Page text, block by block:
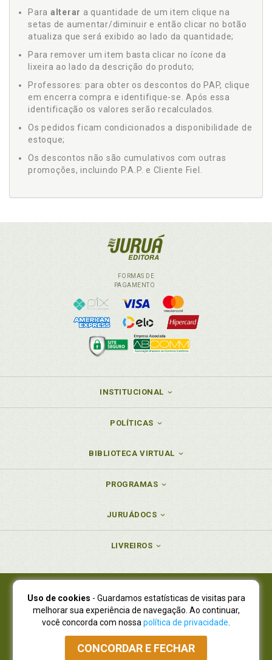
Para alterar a quantidade de um item clique na
setas de aumentar/diminuir e então clicar no botão
atualiza que será exibido ao lado da quantidade;
Para remover um item basta clicar no ícone da
lixeira ao lado da descrição do produto;
Professores: para obter os descontos do PAP, clique
em encerra compra e identifique-se. Após essa
identificação os valores serão recalculados.
Os pedidos ficam condicionados a disponibilidade de
estoque;
Os descontos não são cumulativos com outras
promoções, incluindo P.A.P. e Cliente Fiel.
FORMAS DE
PAGAMENTO
INSTITUCIONAL
POLÍTICAS
BIBLIOTECA VIRTUAL
PROGRAMAS
JURUÁDOCS
LIVREIROS
Juruá Editora Ltda., CNPJ 77.535.508/0001-19
Juruá Informática Ltda., CNPJ 01.701.561/0001-80
NOVO ENDEREÇO:R. Flávio Dallegrave, 7665, São Lourenço |
Curitiba - Paraná - CEP 82210-310
Atendimento: (41) 4009-3900|Vendas Atacado: (41) 4009-3939
Uso de cookies - Guardamos estatísticas de visitas para
melhorar sua experiência de navegação. Ao continuar,
você concorda com nossa política de privacidade
CONCORDAR E FECHAR